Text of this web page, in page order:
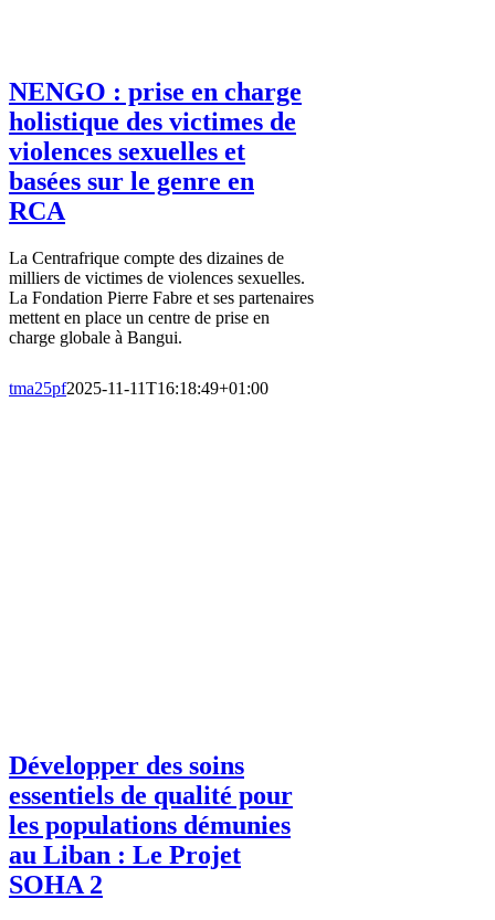
NENGO : prise en charge
holistique des victimes de
violences sexuelles et
basées sur le genre en
RCA
La Centrafrique compte des dizaines de
milliers de victimes de violences sexuelles.
La Fondation Pierre Fabre et ses partenaires
mettent en place un centre de prise en
charge globale à Bangui.
tma25pf2025-11-11T16:18:49+01:00
Développer des soins
essentiels de qualité pour
les populations démunies
au Liban : Le Projet
SOHA 2